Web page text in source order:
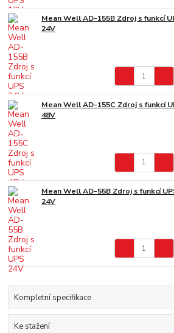
Mean Well AD-155B Zdroj s funkcí
24V
Mean Well AD-155C Zdroj s funkcí
48V
Mean Well AD-55B Zdroj s funkcí
24V
Kompletní specifikace
Ke stažení